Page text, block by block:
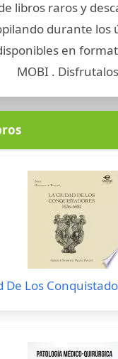
libros raros y
durante los
en
MOBI .
De Los